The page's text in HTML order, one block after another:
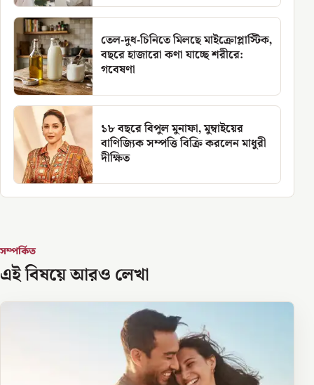
তেল-দুধ-চিনিতে মিলছে মাইক্রোপ্লাস্টিক,
বছরে হাজারো কণা যাচ্ছে শরীরে:
গবেষণা
১৮ বছরে বিপুল মুনাফা, মুম্বাইয়ের
বাণিজ্যিক সম্পত্তি বিক্রি করলেন মাধুরী
দীক্ষিত
সম্পর্কিত
এই বিষয়ে আরও লেখা